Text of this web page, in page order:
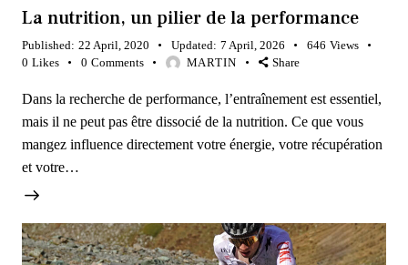
La nutrition, un pilier de la performance
Published: 22 April, 2020 Updated: 7 April, 2026 646 Views
0 Likes 0 Comments MARTIN Share
Dans la recherche de performance, l’entraînement est essentiel,
mais il ne peut pas être dissocié de la nutrition. Ce que vous
mangez influence directement votre énergie, votre récupération
et votre…